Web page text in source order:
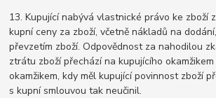
13. Kupující nabývá vlastnické právo ke zboží
kupní ceny za zboží, včetně nákladů na
převzetím zboží. Odpovědnost za nahodilou
ztrátu zboží přechází na kupujícího
okamžikem, kdy měl kupující povinnost zboží
s kupní smlouvou tak neučinil.